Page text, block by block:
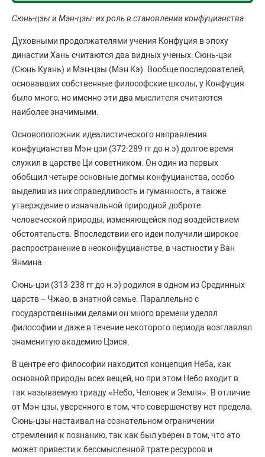
Сюнь-цзы и Мэн-цзы: их роль в становлении конфуцианства
Духовными продолжателями учения Конфуция в эпоху
династии Хань считаются два видных ученых: Сюнь-цзи
(Сюнь Куань) и Мэн-цзы (Мэн Кэ). Вообще последователей,
основавших собственные философские школы, у Конфуция
было много, но именно эти два мыслителя считаются
наиболее значимыми.
Основоположник идеалистического направления
конфуцианства Мэн-цзи (372-289 гг до н.э) долгое время
служил в царстве Ци советником. Он один из первых
обобщил четыре основные догмы конфуцианства, особо
выделив из них справедливость и гуманность, а также
утверждение о изначальной природной доброте
человеческой природы, изменяющейся под воздействием
обстоятельств. Впоследствии его идеи получили широкое
распространение в неоконфуцианстве, в частности у Ван
Янмина.
Сюнь-цзи (313-238 гг до н.э) родился в одном из Срединных
царств – Чжао, в знатной семье. Параллельно с
государственными делами он много времени уделял
философии и даже в течение некоторого периода возглавлял
знаменитую академию Цзися.
В центре его философии находится концепция Неба, как
основной природы всех вещей, но при этом Небо входит в
так называемую триаду «Небо, Человек и Земля». В отличие
от Мэн-цзы, уверенного в том, что совершенству нет предела,
Сюнь-цзы настаивал на сознательном ограничении
стремления к познанию, так как был уверен в том, что это
может привести к бессмысленной трате ресурсов и